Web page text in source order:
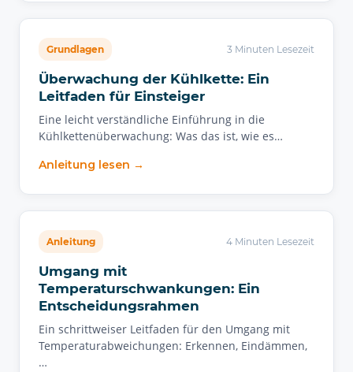
Grundlagen 3 Minuten Lesezeit
Überwachung der Kühlkette: Ein
Leitfaden für Einsteiger
Eine leicht verständliche Einführung in die
Kühlkettenüberwachung: Was das ist, wie es…
Anleitung lesen →
Anleitung 4 Minuten Lesezeit
Umgang mit
Temperaturschwankungen: Ein
Entscheidungsrahmen
Ein schrittweiser Leitfaden für den Umgang mit
Temperaturabweichungen: Erkennen, Eindämmen,
…